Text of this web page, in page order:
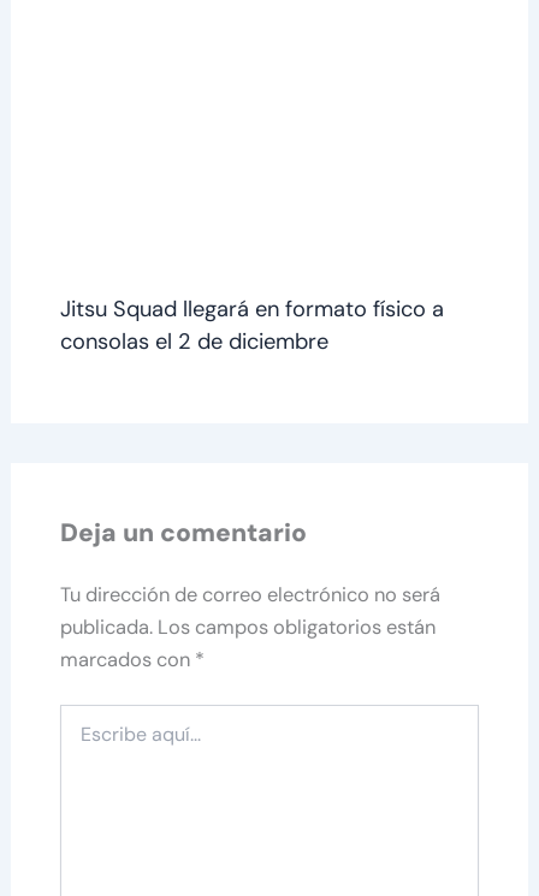
Jitsu Squad llegará en formato físico a
consolas el 2 de diciembre
Deja un comentario
Tu dirección de correo electrónico no será
publicada. Los campos obligatorios están
marcados con *
aquí...